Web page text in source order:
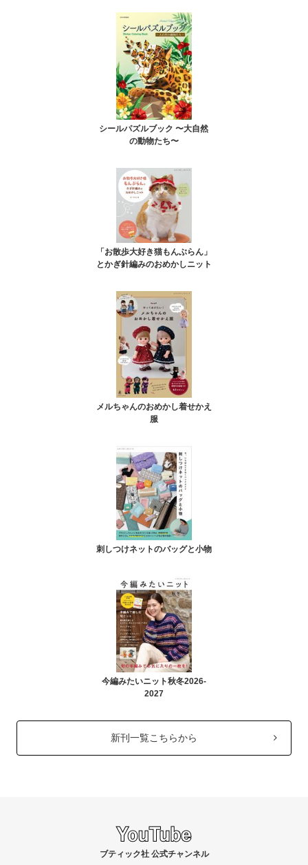
シールパズルブック 〜大自然
の動物たち〜
「お散歩大好き猫もんぶらん」
とかぎ針編みのおめかしニット
メルちゃんのおめかし着せかえ
服
刺しつけネットのバッグと小物
今編みたいニット秋冬2026-
2027
新刊一覧こちらから
ブティック社 公式チャンネル